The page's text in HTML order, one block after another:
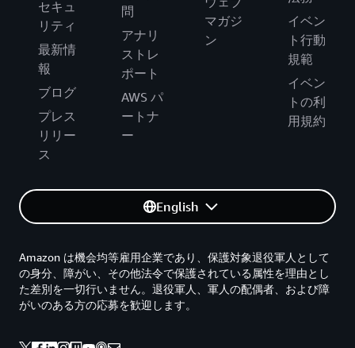
セキュ
リティ
最新情
報
ブログ
プレス
リリー
ス
問
アナリ
ストレ
ポート
AWS パ
ートナ
ー
マガジ
ン
イベン
ト行動
規範
イベン
トの利
用規約
English
Amazon は機会均等雇用企業であり、保護対象退役軍人として
の身分、障がい、その他法令で保護されている属性を理由とし
た差別を一切行いません。退役軍人、軍人の配偶者、および障
がいのある方の応募を歓迎します。